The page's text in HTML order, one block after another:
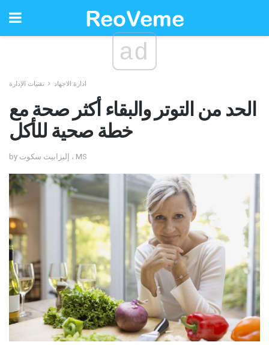
ad
ادارة الاجهاد تقنيات الإدارة
الحد من التوتر والبقاء أكثر صحة مع
خطة صحية للأكل
by إليزابيث سكوت ، MS